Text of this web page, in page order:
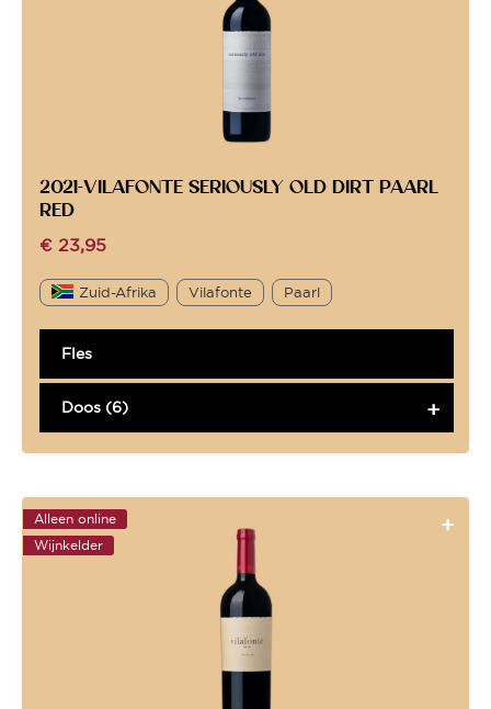
2021-VILAFONTE SERIOUSLY OLD DIRT PAARL
RED
€ 23,95
Zuid-Afrika Vilafonte Paarl
Fles
Doos (6)
Alleen online
Wijnkelder